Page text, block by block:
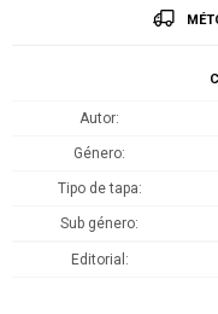
Autor
Género
Tipo de tapa
Sub género
Editorial